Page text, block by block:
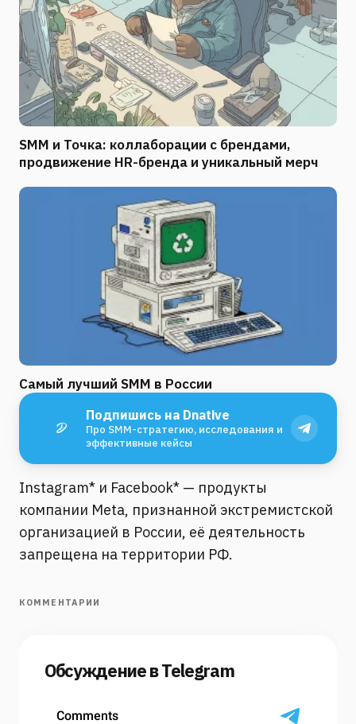
SMM и Точка: коллаборации с брендами,
продвижение HR-бренда и уникальный мерч
Самый лучший SMM в России
Подпишись на Dnative
Про SMM-стратегию, исследования и
эффективные кейсы
Instagram* и Facebook* — продукты
компании Meta, признанной экстремистской
организацией в России, её деятельность
запрещена на территории РФ.
КОММЕНТАРИИ
Обсуждение в Telegram